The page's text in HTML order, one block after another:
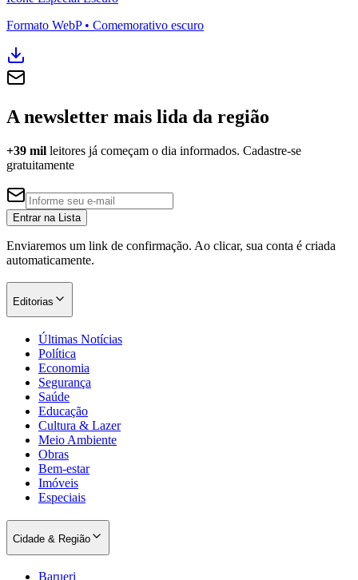
Goiás
Formato WebP • Comemorativo escuro
A newsletter mais lida da região
+39 mil leitores já começam o dia informados. Cadastre-se
gratuitamente
Entrar na Lista
Enviaremos um link de confirmação. Ao clicar, sua conta é criada
automaticamente.
Editorias
Últimas Notícias
Política
Economia
Segurança
Saúde
Educação
Cultura & Lazer
Meio Ambiente
Obras
Bem-estar
Imóveis
Especiais
Cidade & Região
Barueri